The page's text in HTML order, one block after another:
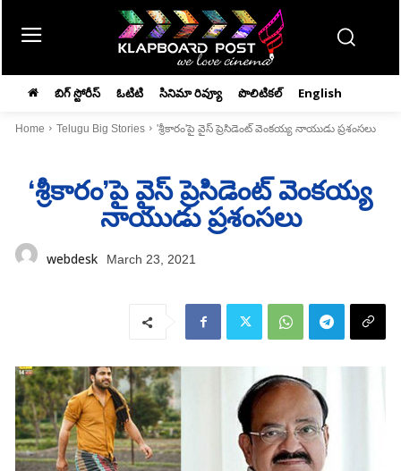
బిగ్ స్టోరీస్ ఓటిటి సినిమా రివ్యూ పొలిటికల్ English
Home Telugu Big Stories 'శ్రీకారం'పై వైస్ ప్రెసిడెంట్ వెంకయ్య నాయుడు ప్రశంసలు
‘శ్రీకారం’పై వైస్ ప్రెసిడెంట్ వెంకయ్య
నాయుడు ప్రశంసలు
webdesk March 23, 2021